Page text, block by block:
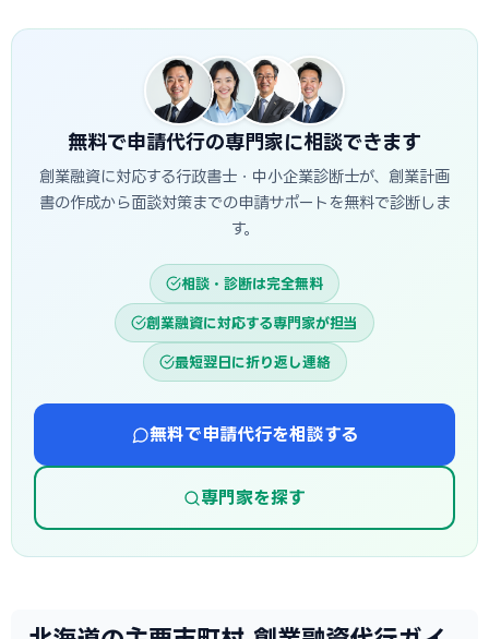
無料で申請代行の専門家に相談できます
創業融資に対応する行政書士・中小企業診断士が、創業計画
書の作成から面談対策までの申請サポートを無料で診断しま
す。
相談・診断は完全無料
創業融資に対応する専門家が担当
最短翌日に折り返し連絡
無料で申請代行を相談する
専門家を探す